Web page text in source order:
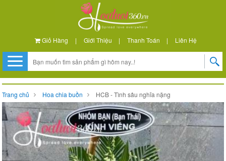
Giỏ Hàng | Giới Thiệu | Thanh Toán | Liên Hệ
Trang chủ Hoa chia buồn HCB - Tình sâu nghĩa nặng